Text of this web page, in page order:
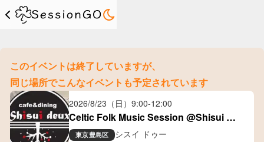
このイベントは終了していますが、
同じ場所でこんなイベントも予定されています
2026/8/23（日） 9:00-12:00
Celtic Folk Music Session @Shisui
Deux(大塚)
東京豊島区 シスイ ドゥー